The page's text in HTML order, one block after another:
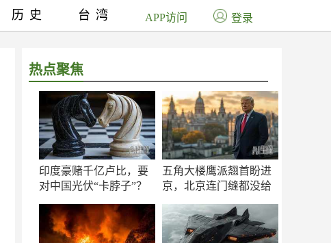
热点聚焦
印度豪赌千亿卢比，要
对中国光伏“卡脖子”？
五角大楼鹰派翘首盼进
京，北京连门缝都没给
历史 台湾 APP访问 登录